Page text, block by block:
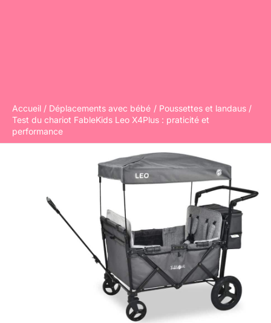
Accueil Déplacements avec bébé
Poussettes et landaus
Test du chariot FableKids Leo X4Plus : praticité et
performance